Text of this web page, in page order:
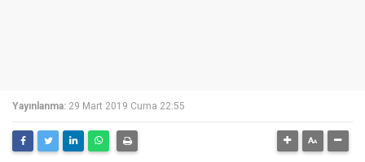
Yayınlanma: 29 Mart 2019 Cuma 22:55